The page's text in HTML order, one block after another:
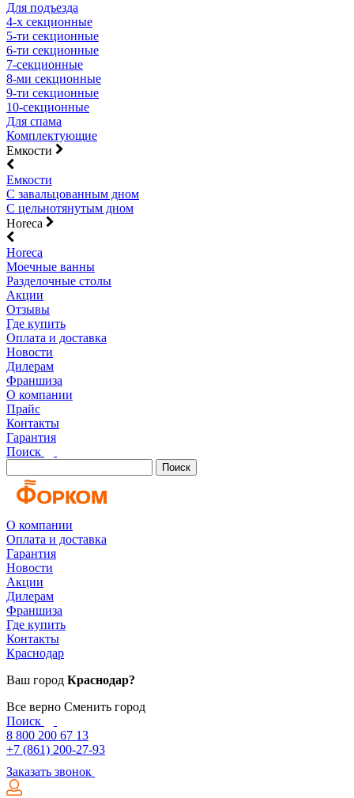
Для подъезда
4-х секционные
5-ти секционные
6-ти секционные
7-секционные
8-ми секционные
9-ти секционные
10-секционные
Для спама
Комплектующие
Емкости
Емкости
С завальцованным дном
С цельнотянутым дном
Horeca
Horeca
Моечные ванны
Разделочные столы
Акции
Отзывы
Где купить
Оплата и доставка
Новости
Дилерам
Франшиза
О компании
Прайс
Контакты
Гарантия
Поиск
Поиск
О компании
Оплата и доставка
Гарантия
Новости
Акции
Дилерам
Франшиза
Где купить
Контакты
Краснодар
Ваш город Краснодар?
Все верно Сменить город
Поиск
8 800 200 67 13
+7 (861) 200-27-93
Заказать звонок